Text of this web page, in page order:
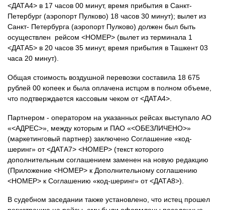
<ДАТА4> в 17 часов 00 минут, время прибытия в Санкт-
Петербург (аэропорт Пулково) 18 часов 30 минут); вылет из
Санкт- Петербурга (аэропорт Пулково) должен был быть
осуществлен рейсом <НОМЕР> (вылет из терминала 1
<ДАТА5> в 20 часов 35 минут, время прибытия в Ташкент 03
часа 20 минут).
Общая стоимость воздушной перевозки составила 18 675
рублей 00 копеек и была оплачена истцом в полном объеме,
что подтверждается кассовым чеком от <ДАТА4>.
Партнером - оператором на указанных рейсах выступало АО
«<АДРЕС>», между которым и ПАО «<ОБЕЗЛИЧЕНО>»
(маркетинговый партнер) заключено Соглашение «код-
шеринг» от <ДАТА7> <НОМЕР> (текст которого
дополнительным соглашением заменен на новую редакцию
(Приложение <НОМЕР> к Дополнительному соглашению
<НОМЕР> к Соглашению «код-шеринг» от <ДАТА8>).
В судебном заседании также установлено, что истец прошел